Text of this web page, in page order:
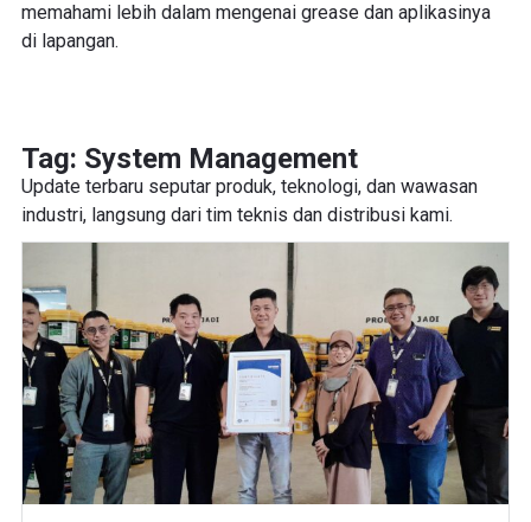
memahami lebih dalam mengenai grease dan aplikasinya
di lapangan.
Tag: System Management
Update terbaru seputar produk, teknologi, dan wawasan
industri, langsung dari tim teknis dan distribusi kami.